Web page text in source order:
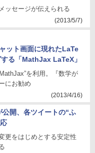
ッセージが伝えられる
(2013/5/7)
ット画面に現れたLaTe
る「MathJax LaTeX」
を利用。『数学が
にお勧め
(2013/4/16)
公開、各ツイートの“ふ
更をはじめとする安定性